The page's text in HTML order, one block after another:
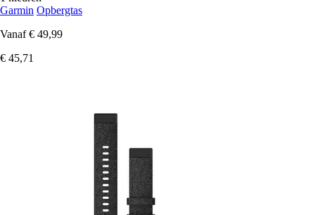
Garmin Opbergtas
Vanaf € 49,99
€ 45,71